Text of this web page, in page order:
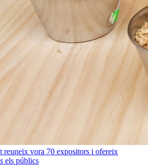
reuneix vora 70 expositors i ofereix
els públics